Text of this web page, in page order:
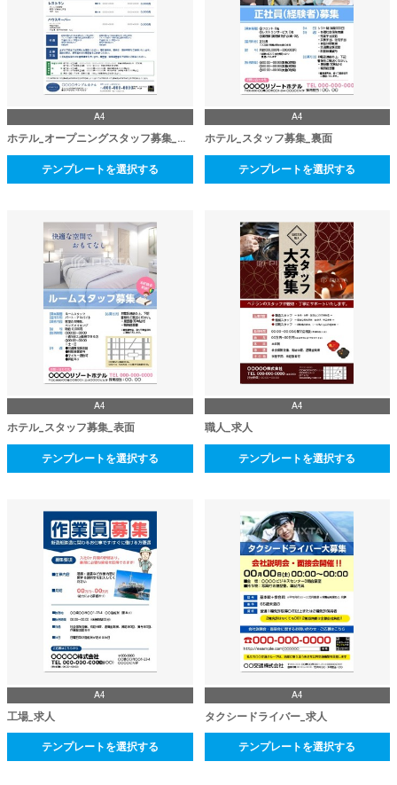
A4
ホテル_オープニングスタッフ募集_裏面
テンプレートを選択する
A4
ホテル_スタッフ募集_裏面
テンプレートを選択する
A4
ホテル_スタッフ募集_表面
テンプレートを選択する
A4
職人_求人
テンプレートを選択する
A4
工場_求人
テンプレートを選択する
A4
タクシードライバー_求人
テンプレートを選択する